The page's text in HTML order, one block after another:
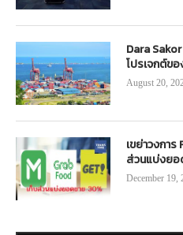
Dara Sakor
โปรเจกต์ข
August 20,
เขย่าวงกา
ส่วนแบ่งยอ
December 19,